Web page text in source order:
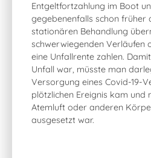
Entgeltfortzahlung im Boot
gegebenenfalls schon früher
stationären Behandlung
schwerwiegenden Verläufen
eine Unfallrente zahlen.
Unfall war, müsste man
Versorgung eines Covid-19-
plötzlichen Ereignis kam und
Atemluft oder anderen
ausgesetzt war.